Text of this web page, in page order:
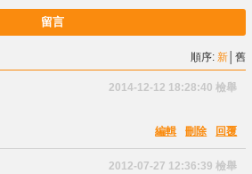
留言
順序:新 │舊
2014-12-12 18:28:40 檢舉
回覆
刪除
編輯
2012-07-27 12:36:39 檢舉